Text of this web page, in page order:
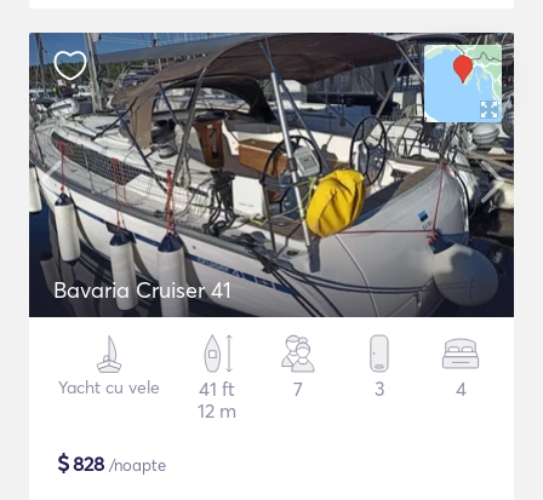
Bavaria Cruiser 41
Yacht cu vele
41 ft
12 m
7 3 4
$828 /noapte